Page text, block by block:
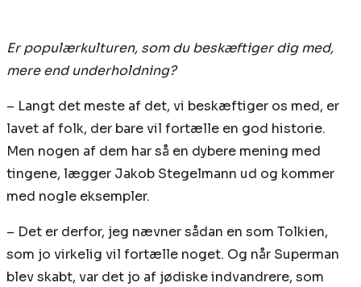
Er populærkulturen, som du beskæftiger dig med,
mere end underholdning?
– Langt det meste af det, vi beskæftiger os med, er
lavet af folk, der bare vil fortælle en god historie.
Men nogen af dem har så en dybere mening med
tingene, lægger Jakob Stegelmann ud og kommer
med nogle eksempler.
– Det er derfor, jeg nævner sådan en som Tolkien,
som jo virkelig vil fortælle noget. Og når Superman
blev skabt, var det jo af jødiske indvandrere, som